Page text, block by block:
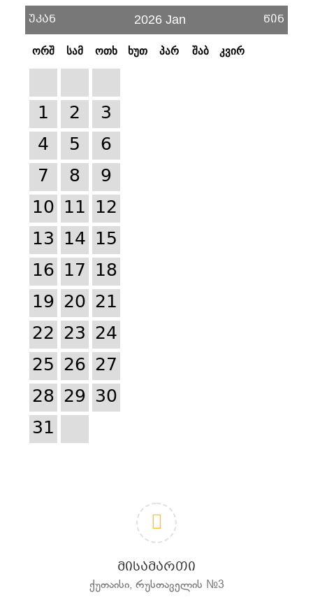
უკან 2026 Jan წინ
ორშ სამ ოთხ ხუთ პარ შაბ კვირ
1 2
3
4
5
6
7
8
9
10 11 12
13 14 15
16 17 18
19 20 21
22 23 24
25 26 27
28 29 30
31
ᲛᲘᲡᲐᲛᲐᲠᲗᲘ
ქუთაისი, რუსთაველის №3